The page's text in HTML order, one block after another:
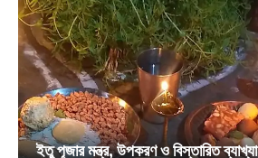
ইতু পূজার মন্ত্র, উপকরণ ও বিস্তারিত ব্যাখ্যা